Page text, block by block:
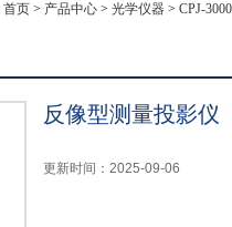
首页 > 产品中心 > 光学仪器 > CPJ-
反像型测量投影仪
更新时间：2025-09-06